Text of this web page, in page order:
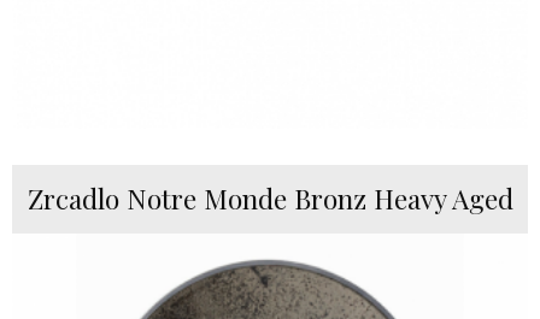
Zrcadlo Notre Monde Bronz Heavy Aged